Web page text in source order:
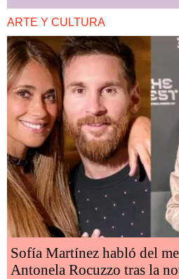
ARTE Y CULTURA
Sofía Martínez habló del
Antonela Rocuzzo tras la